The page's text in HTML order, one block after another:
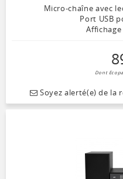
Micro-chaîne avec
Port USB
Affichage
Dont
Soyez alerté(e) de la